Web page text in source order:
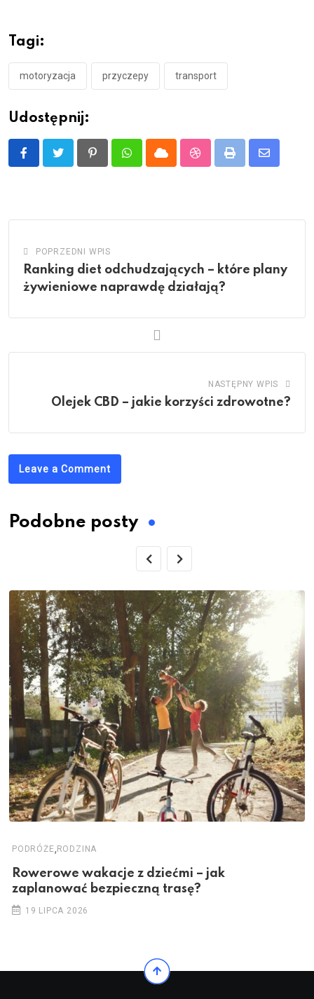
Tagi:
motoryzacja przyczepy transport
Udostępnij:
PinterestWhatsappCloud StumbleUpon
Print
Share
POPRZEDNI WPIS
Ranking diet odchudzających – które plany
żywieniowe naprawdę działają?
NASTĘPNY WPIS
Olejek CBD – jakie korzyści zdrowotne?
Leave a Comment
Podobne posty
PODRÓŻE, RODZINA
Rowerowe wakacje z dziećmi – jak
zaplanować bezpieczną trasę?
19 LIPCA 2026